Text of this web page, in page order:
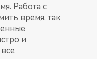
Работа с
время, так
и